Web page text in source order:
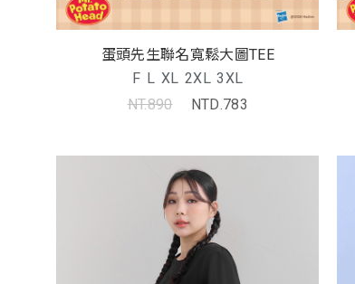
蛋頭先生聯名寬鬆大圖TEE
F L XL 2XL 3XL
NT.890
NTD.783